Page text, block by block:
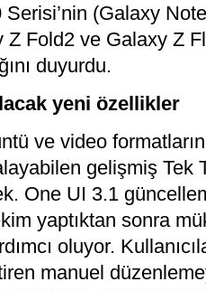
(Galaxy
Z Fold2 ve Galaxy Z
duyurdu.
yeni özellikler
ve video
gelişmiş Tek
One UI 3.1
yaptıktan sonra
oluyor.
manuel